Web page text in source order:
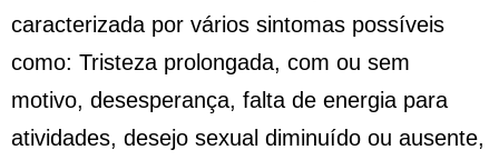
caracterizada por vários sintomas possíveis
como: Tristeza prolongada, com ou sem
motivo, desesperança, falta de energia para
atividades, desejo sexual diminuído ou ausente,